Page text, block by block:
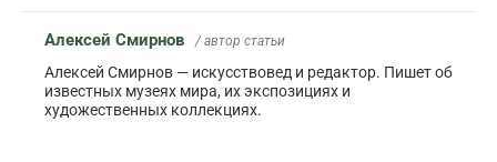
Алексей Смирнов / автор статьи
Алексей Смирнов — искусствовед и редактор. Пишет об
известных музеях мира, их экспозициях и
художественных коллекциях.